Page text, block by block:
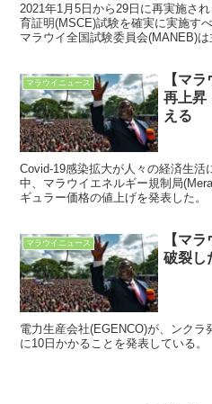
2021年1月5日から29日に再実施さ
育証明(MSCE)試験を確実に実施す
マラウイ全国試験委員会(MANEB)は
マラウイニュース
【マ
再上昇
える
Covid-19感染拡大が人々の経済生
中、マラウイエネルギー規制局
ギュラー価格の値上げを発表した。
マラウイニュース
【マ
破裂し
電力生産会社(EGENCO)が、ンク
に10日かかることを発表している。